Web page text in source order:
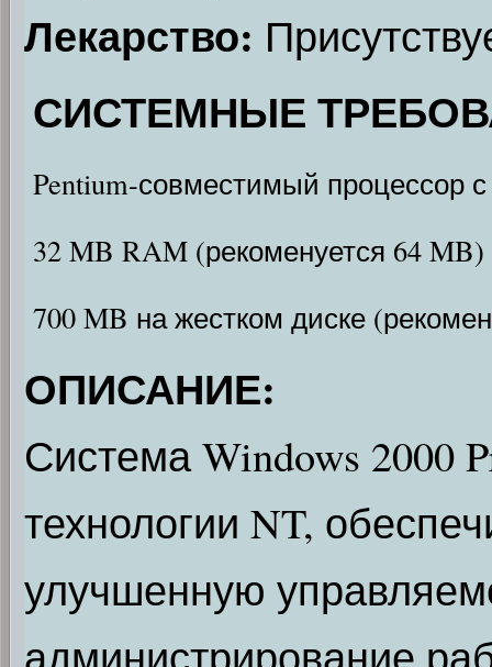
Лекарство:
СИСТЕМНЫЕ
Pentium-совместимый процессор
32 MB RAM (рекоменуется 64 MB)
700 MB на жестком диске
ОПИСАНИЕ:
Система Windows 2000
технологии NT,
улучшенную